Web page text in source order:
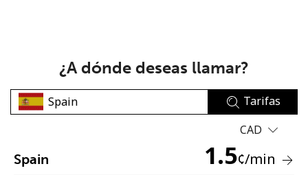
¿A dónde deseas llamar?
Tarifas
CAD
Spain 1.5¢/min